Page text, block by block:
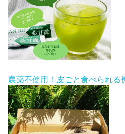
農薬不使用！皮ごと食べられ